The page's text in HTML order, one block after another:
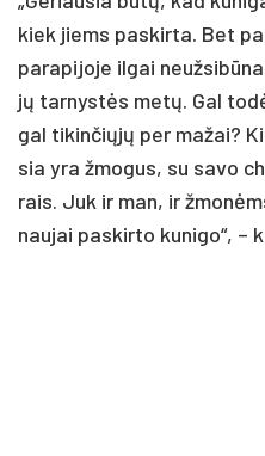
kiek jiems pa­skir­ta. Bet
pa­ra­pi­jo­je il­gai
jų tar­nys­tės me­tų. Gal
gal ti­kin­čių­jų per ma­žai?
sia yra žmo­gus, su sa­vo
rais. Juk ir man, ir
nau­jai pa­skir­to ku­ni­go“, –